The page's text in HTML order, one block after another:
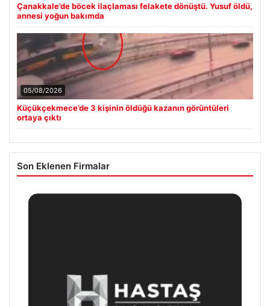
Çanakkale’de böcek ilaçlaması felakete dönüştü. Yusuf öldü,
annesi yoğun bakımda
05/08/2026
Küçükçekmece’de 3 kişinin öldüğü kazanın görüntüleri
ortaya çıktı
Son Eklenen Firmalar